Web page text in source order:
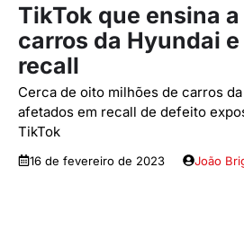
TikTok que ensina
carros da Hyundai
recall
Cerca de oito milhões de carros
afetados em recall de defeito
TikTok
16 de fevereiro de 2023 João